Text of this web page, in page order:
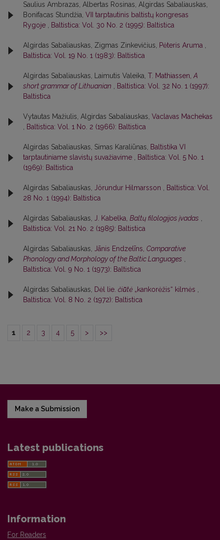
Saulius Ambrazas, Albertas Rosinas, Algirdas Sabaliauskas,
Bonifacas Stundžia, VII tarptautinis baltistų kongresas
Rygoje
Baltistica: Vol. 30 No. 2 (1995): Baltistica
Algirdas Sabaliauskas, Zigmas Zinkevičius, Pėteris Aruma
Baltistica: Vol. 19 No. 1 (1983): Baltistica
Algirdas Sabaliauskas, Laimutis Valeika, T. Mathiassen, A
short grammar of Lithuanian
Baltistica: Vol. 32 No. 1 (1997):
Baltistica
Vytautas Mažiulis, Algirdas Sabaliauskas, Vaclavas Machekas
Baltistica: Vol. 1 No. 2 (1966): Baltistica
Algirdas Sabaliauskas, Simas Karaliūnas,
Baltistika VI
tarptautiniame slavistų suvažiavime
Baltistica: Vol. 5 No. 1
(1969): Baltistica
Algirdas Sabaliauskas, Jörundur Hilmarsson
Baltistica: Vol.
28 No. 1 (1994): Baltistica
Algirdas Sabaliauskas, J. Kabelka, Baltų filologijos įvadas
Baltistica: Vol. 21 No. 2 (1985): Baltistica
Algirdas Sabaliauskas, Jānis Endzelīns, Comparative
Phonology and Morphology of the Baltic Languages
Baltistica: Vol. 9 No. 1 (1973): Baltistica
Algirdas Sabaliauskas, Dėl lie. čiū̃tė „kankorėžis“ kilmės
Baltistica: Vol. 8 No. 2 (1972): Baltistica
1 2 3 4 5 > >>
Make a Submission
Latest publications
Information
For Readers